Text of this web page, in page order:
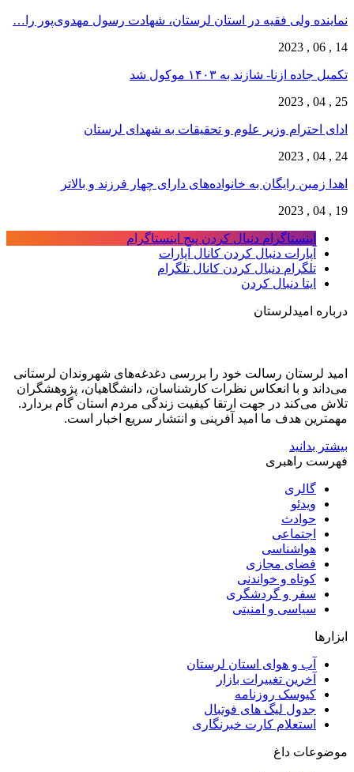
نماینده ولی فقیه در استان لرستان، شهادت رسول مهدوی‌پور را…
14 , 06 , 2023
تکمیل جاده ازنا- شازند به ۱۴۰۳ موکول شد
25 , 04 , 2023
ادای احترام وزیر علوم و تحقیقات به شهدای لرستان
24 , 04 , 2023
اهدا زمین رایگان به خانواده‌های دارای چهار فرزند و بالاتر
19 , 04 , 2023
اینستاگرام دنبال کردن پیج اینستاگرام
آپارات دنبال کردن کانال آپارات
تلگرام دنبال کردن کانال تلگرام
ایتا دنبال کردن
درباره امیدلرستان
امید لرستان رسالت خود را بررسی دغدغه‌های شهروندان لرستانی
می‌داند و با انعکاس نظرات کارشناسان، دانشگاهیان، پژوهشگران
تلاش می‌کند در جهت ارتقا کیفیت زندگی مردم استان گام بردارد.
مهمترین هدف ما امید آفرینی و انتشار سریع اخبار است.
بیشتر بدانید
فهرست راهبری
گالری
ویدئو
حوادث
اجتماعی
هواشناسی
فضای مجازی
کوتاه و خواندنی
سفر و گردشگری
سیاسی و امنیتی
ابزارها
آب و هوای استان لرستان
آخرین تغییرات بازار
کیوسک روزنامه
جدول لیگ های فوتبال
استعلام کارت خبرنگاری
موضوعات داغ